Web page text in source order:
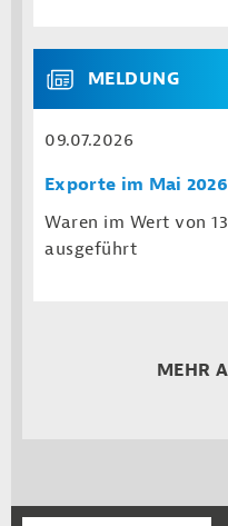
MELDUNG
09.07.2026
Exporte im Mai
Waren im Wert von
ausgeführt
MEHR